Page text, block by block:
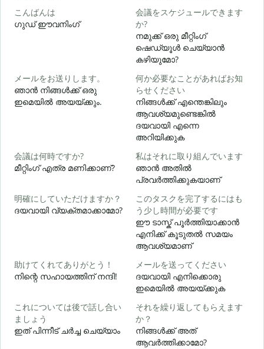
こんばんは
ഗുഡ് ഈവനിംഗ്
会議をスケジュールできます
か?
നമുക്ക് ഒരു മീറ്റിംഗ്
ഷെഡ്യൂൾ ചെയ്യാൻ
കഴിയുമോ?
メールをお送りします。
ഞാൻ നിങ്ങൾക്ക് ഒരു
ഇമെയിൽ അയയ്ക്കും.
何か必要なことがあればお知
らせください
നിങ്ങൾക്ക് എന്തെങ്കിലും
ആവശ്യമുണ്ടെങ്കിൽ
ദയവായി എന്നെ
അറിയിക്കുക
会議は何時ですか?
മീറ്റിംഗ് എത്ര മണിക്കാണ്?
私はそれに取り組んでいます
ഞാൻ അതിൽ
പ്രവർത്തിക്കുകയാണ്
明確にしていただけますか？
ദയവായി വ്യക്തമാക്കാമോ?
このタスクを完了するにはも
う少し時間が必要です
ഈ ടാസ്ക് പൂർത്തിയാക്കാൻ
എനിക്ക് കൂടുതൽ സമയം
ആവശ്യമാണ്
助けてくれてありがとう！
നിന്റെ സഹായത്തിന് നന്ദി!
メールを送ってください
ദയവായി എനിക്കൊരു
ഇമെയിൽ അയയ്ക്കുക
これについては後で話し合い
ましょう
ഇത് പിന്നീട് ചർച്ച ചെയ്യാം
それを繰り返してもらえます
か？
നിങ്ങൾക്ക് അത്
ആവർത്തിക്കാമോ?